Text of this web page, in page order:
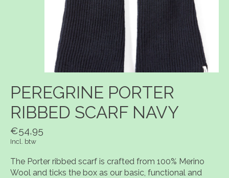
PEREGRINE PORTER
RIBBED SCARF NAVY
€54,95
Incl. btw
The Porter ribbed scarf is crafted from 100% Merino
Wool and ticks the box as our basic, functional and